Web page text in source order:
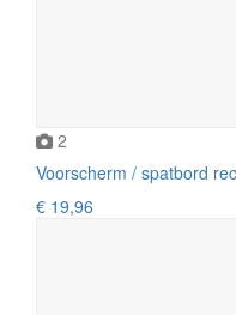
2
Voorscherm / spatbord
€ 19,96